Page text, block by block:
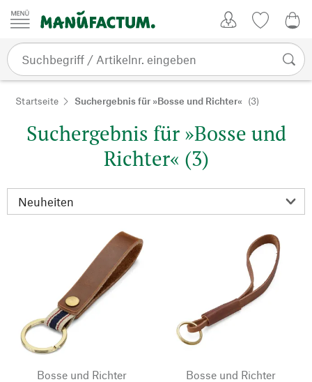
Zum Inhalt springen
Startseite Suchergebnis für »Bosse und Richter« (3)
Suchergebnis für »Bosse und
Richter« (3)
Bosse und Richter
Bosse und Richter